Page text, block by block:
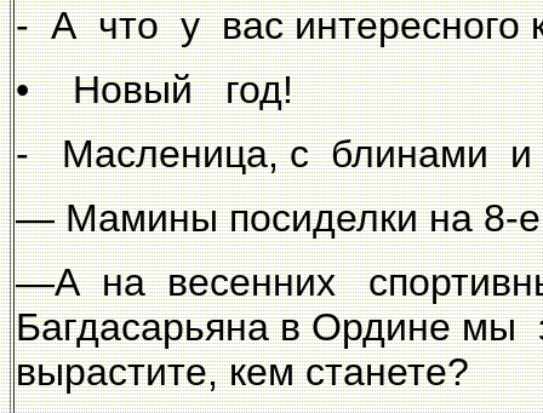
- А что у вас
• Новый год!
- Масленица, с блинами и
— Мамины посиделки на 8-
—А на весенних
Багдасарьяна в Ордине
вырастите, кем станете?